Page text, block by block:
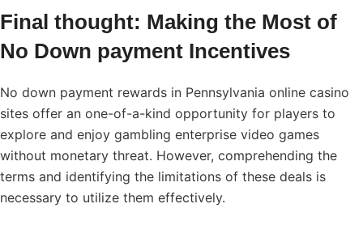
Final thought: Making the Most of
No Down payment Incentives
No down payment rewards in Pennsylvania online casino
sites offer an one-of-a-kind opportunity for players to
explore and enjoy gambling enterprise video games
without monetary threat. However, comprehending the
terms and identifying the limitations of these deals is
necessary to utilize them effectively.